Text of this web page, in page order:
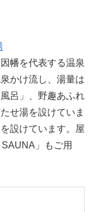
幡を代表する温泉
かけ流し、湯量は
呂」、野趣あふれ
せ湯を設けていま
設けています。屋
」もご用